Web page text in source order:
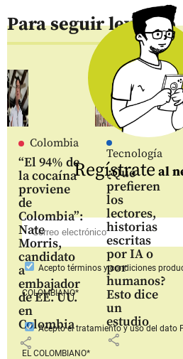
Para seguir leyendo
Colombia
“El 94% de
la cocaína
proviene
de
Colombia”:
Nate
Morris,
candidato
a
embajador
de EE. UU.
en
Colombia
share
Tecnología
¿Qué
prefieren
los
lectores,
historias
escritas
por IA o
por
humanos?
Esto dice
un
estudio
share
Regístrate al
Aceptotérminos y condiciones
COLOMBIANO*
Aceptoel tratamiento y uso del dato
EL COLOMBIANO*